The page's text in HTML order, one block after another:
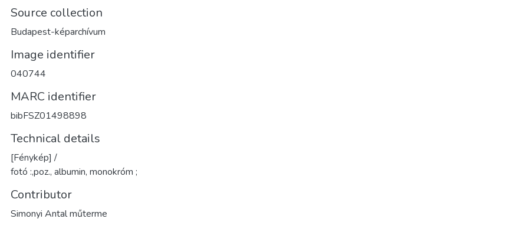
Source collection
Budapest-képarchívum
Image identifier
040744
MARC identifier
bibFSZ01498898
Technical details
[Fénykép] /
fotó :,poz., albumin, monokróm ;
Contributor
Simonyi Antal műterme